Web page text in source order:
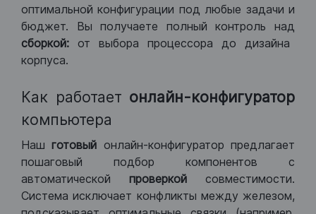
оптимальной конфигурации под любые задачи и
бюджет. Вы получаете полный контроль над
сборкой: от выбора процессора до дизайна
корпуса.
Как работает онлайн-конфигуратор
компьютера
Нашготовый онлайн-конфигуратор предлагает
пошаговый подбор компонентов с
автоматической проверкой совместимости.
Система исключает конфликты между железом,